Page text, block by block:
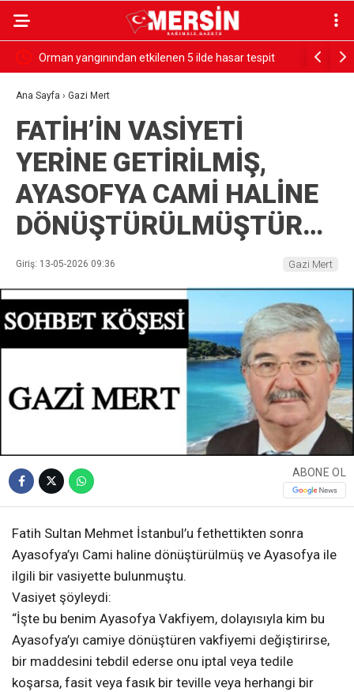
Orman yangınından etkilenen 5 ilde hasar tespit
çalışmaları tamamlandı
Akkuyu
Ana Sayfa › Gazi Mert
FATİH’İN VASİYETİ
YERİNE GETİRİLMİŞ,
AYASOFYA CAMİ HALİNE
DÖNÜŞTÜRÜLMÜŞTÜR…
Giriş: 13-05-2026 09:36 Gazi Mert
ABONE OL
Fatih Sultan Mehmet İstanbul’u fethettikten sonra
Ayasofya’yı Cami haline dönüştürülmüş ve Ayasofya ile
ilgili bir vasiyette bulunmuştu.
Vasiyet şöyleydi:
“İşte bu benim Ayasofya Vakfiyem, dolayısıyla kim bu
Ayasofya’yı camiye dönüştüren vakfiyemi değiştirirse,
bir maddesini tebdil ederse onu iptal veya tedile
koşarsa, fasit veya fasık bir teville veya herhangi bir